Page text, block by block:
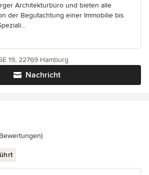
Architekturbüro und bieten alle
der Begutachtung einer Immobilie bis
Nachricht
19, 22769 Hamburg
5 von 5 Sternen